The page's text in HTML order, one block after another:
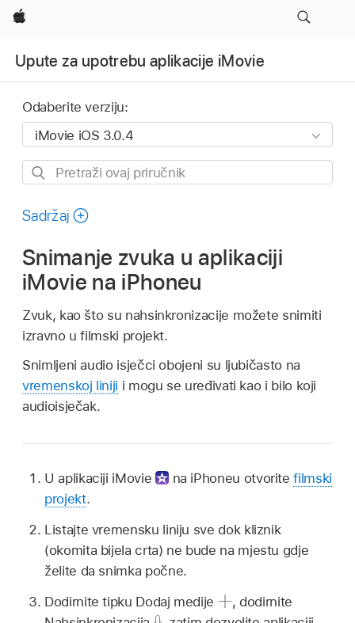
Apple
Upute za upotrebu aplikacije iMovie
Odaberite verziju:
Pretraži
priručnik
Sadržaj
Snimanje zvuka u aplikaciji
iMovie na iPhoneu
Zvuk, kao što su nahsinkronizacije možete snimiti
izravno u filmski projekt.
Snimljeni audio isječci obojeni su ljubičasto na
vremenskoj liniji i mogu se uređivati kao i bilo koji
audioisječak.
U aplikaciji iMovie na iPhoneu otvoritefilmski
projekt.
Listajte vremensku liniju sve dok kliznik
(okomita bijela crta) ne bude na mjestu gdje
želite da snimka počne.
Dodirnite tipku Dodaj medije
, dodirnite